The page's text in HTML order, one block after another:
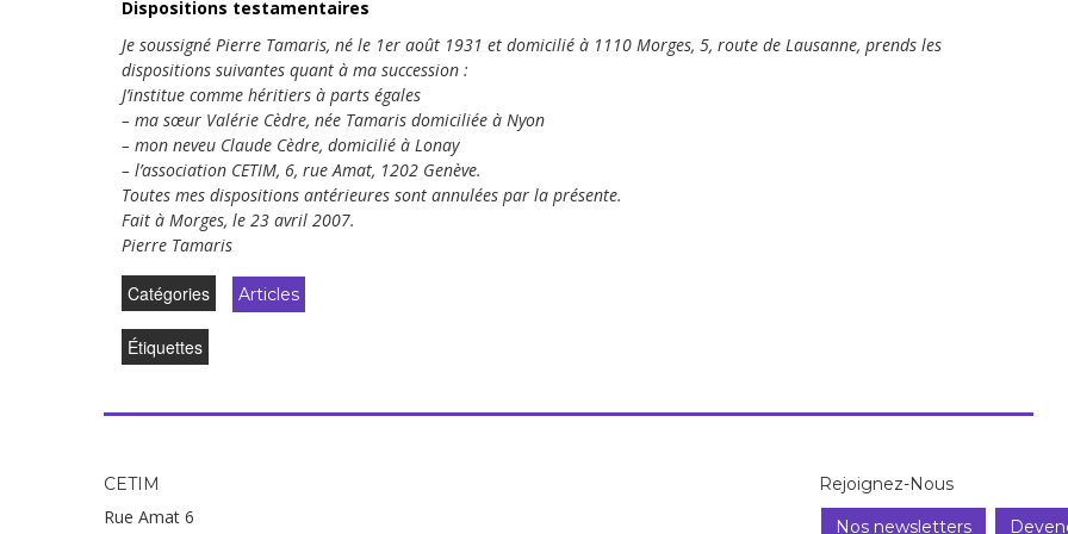
Dispositions testamentaires
Je soussigné Pierre Tamaris, né le 1er août 1931 et domicilié à 1110 Morges, 5, route de Lausanne, prends les
dispositions suivantes quant à ma succession :
J’institue comme héritiers à parts égales
– ma sœur Valérie Cèdre, née Tamaris domiciliée à Nyon
– mon neveu Claude Cèdre, domicilié à Lonay
– l’association CETIM, 6, rue Amat, 1202 Genève.
Toutes mes dispositions antérieures sont annulées par la présente.
Fait à Morges, le 23 avril 2007.
Pierre Tamaris
Catégories Articles
Étiquettes
CETIM
Rue Amat 6
Rejoignez-Nous
Nos newsletters